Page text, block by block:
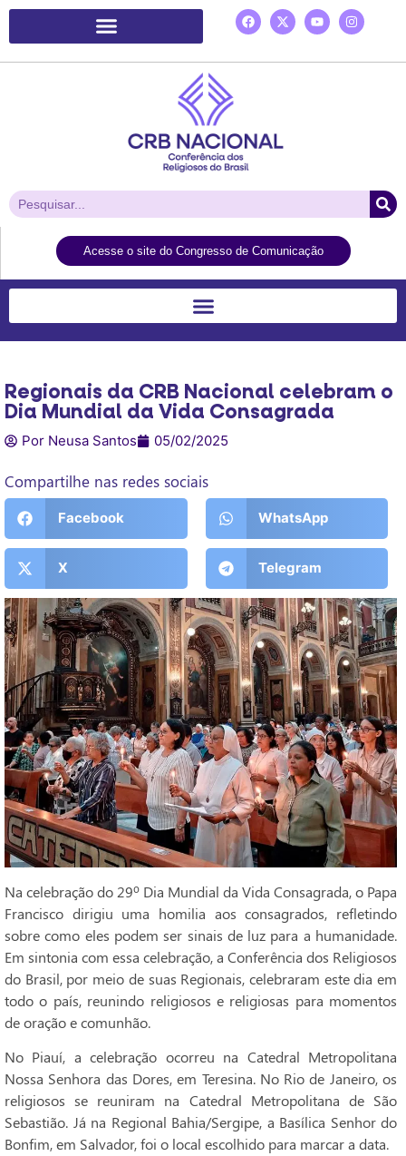
Acesse o site do Congresso de Comunicação
Regionais da CRB Nacional celebram o
Dia Mundial da Vida Consagrada
Por Neusa Santos 05/02/2025
Compartilhe nas redes sociais
Facebook WhatsApp
X Telegram
Na celebração do 29º Dia Mundial da Vida Consagrada, o Papa
Francisco dirigiu uma homilia aos consagrados, refletindo
sobre como eles podem ser sinais de luz para a humanidade.
Em sintonia com essa celebração, a Conferência dos Religiosos
do Brasil, por meio de suas Regionais, celebraram este dia em
todo o país, reunindo religiosos e religiosas para momentos
de oração e comunhão.
No Piauí, a celebração ocorreu na Catedral Metropolitana
Nossa Senhora das Dores, em Teresina. No Rio de Janeiro, os
religiosos se reuniram na Catedral Metropolitana de São
Sebastião. Já na Regional Bahia/Sergipe, a Basílica Senhor do
Bonfim, em Salvador, foi o local escolhido para marcar a data.